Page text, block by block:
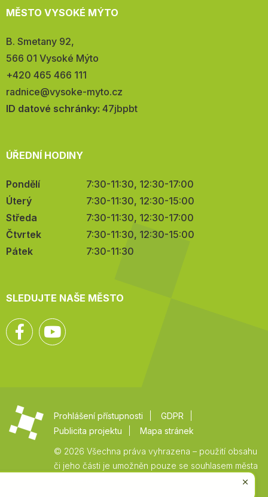
MĚSTO VYSOKÉ MÝTO
Adresa:
B. Smetany 92,
566 01 Vysoké Mýto
Telefon:
+420 465 466 111
E-
mail:
radnice@vysoke-myto.cz
ID datové schránky: 47jbpbt
ÚŘEDNÍ HODINY
Pondělí
7:30-11:30, 12:30-17:00
Úterý
7:30-11:30, 12:30-15:00
Středa
7:30-11:30, 12:30-17:00
Čtvrtek
7:30-11:30, 12:30-15:00
Pátek
7:30-11:30
SLEDUJTE NAŠE MĚSTO
Facebook
Prohlášení přístupnosti
GDPR
Publicita projektu
Mapa stránek
© 2026 Všechna práva vyhrazena – použití obsahu
či jeho části je umožněn pouze se souhlasem města